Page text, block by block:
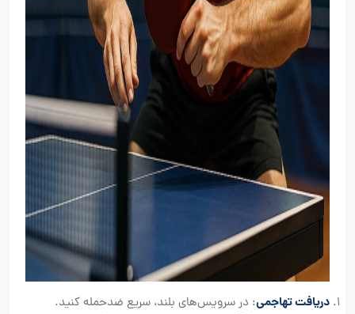
دریافت تهاجمی: در سرویس‌های بلند، سریع ضدحمله کنید.